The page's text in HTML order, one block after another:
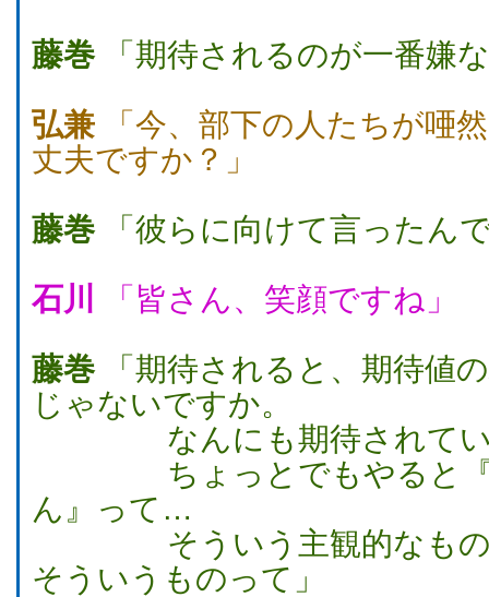
藤巻「期待されるのが一番嫌
弘兼 「今、部下の人たちが唖
丈夫ですか？」
藤巻「彼らに向けて言ったん
石川
「皆さん、笑顔ですね」
藤巻「期待されると、期待値
じゃないですか。
なんにも期待されてい
ちょっとでもやると『
ん』って…
そういう主観的なもの
そういうものって」